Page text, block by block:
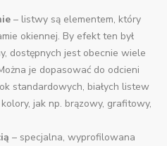
– listwy są elementem, który
okiennej. By efekt ten był
dostępnych jest obecnie wiele
je dopasować do odcieni
standardowych, białych listew
jak np. brązowy, grafitowy,
– specjalna, wyprofilowana